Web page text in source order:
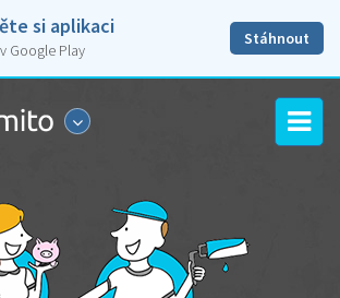
si aplikaci
Google Play
Stáhnout